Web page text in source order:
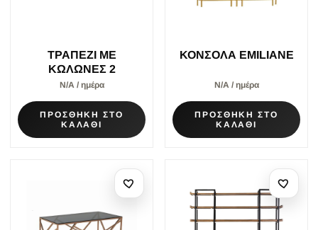
ΤΡΑΠΕΖΙ ΜΕ
ΚΩΛΩΝΕΣ 2
Ν/Α / ημέρα
ΠΡΟΣΘΗΚΗ ΣΤΟ
ΚΑΛΑΘΙ
ΚΟΝΣΟΛΑ EMILIANE
Ν/Α / ημέρα
ΠΡΟΣΘΗΚΗ ΣΤΟ
ΚΑΛΑΘΙ